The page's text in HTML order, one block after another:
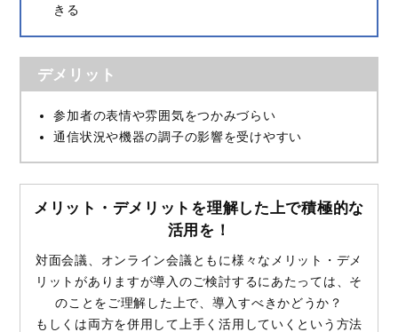
きる
デメリット
参加者の表情や雰囲気をつかみづらい
通信状況や機器の調子の影響を受けやすい
メリット・デメリットを理解した上で積極的な
活用を！
対面会議、オンライン会議ともに様々なメリット・デメ
リットがありますが導入のご検討するにあたっては、そ
のことをご理解した上で、導入すべきかどうか？
もしくは両方を併用して上手く活用していくという方法